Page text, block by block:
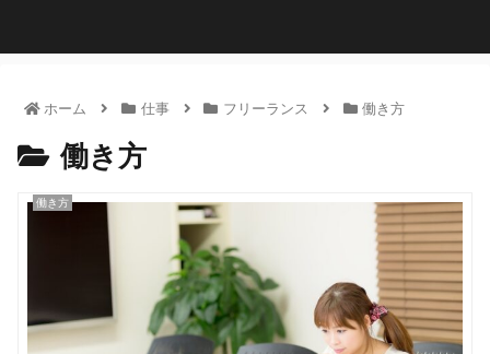
ホーム 仕事 フリーランス 働き方
働き方
働き方